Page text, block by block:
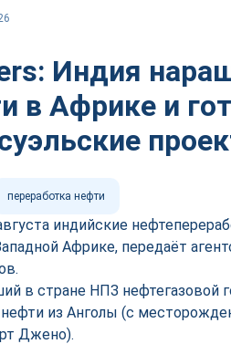
Индия
в Африке и
переработка нефти
индийские
Африке, передаёт
в стране НПЗ нефтегазовой
из Анголы (с
Джено).